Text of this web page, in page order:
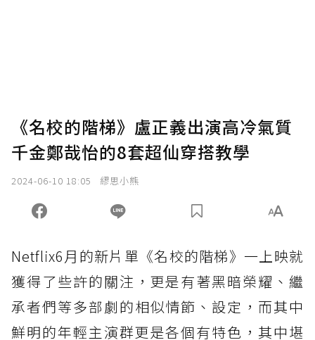
《名校的階梯》盧正義出演高冷氣質
千金鄭哉怡的8套超仙穿搭教學
2024-06-10 18:05 繆思小熊
Netflix6月的新片單《名校的階梯》一上映就
獲得了些許的關注，更是有著黑暗榮耀、繼
承者們等多部劇的相似情節、設定，而其中
鮮明的年輕主演群更是各個有特色，其中堪